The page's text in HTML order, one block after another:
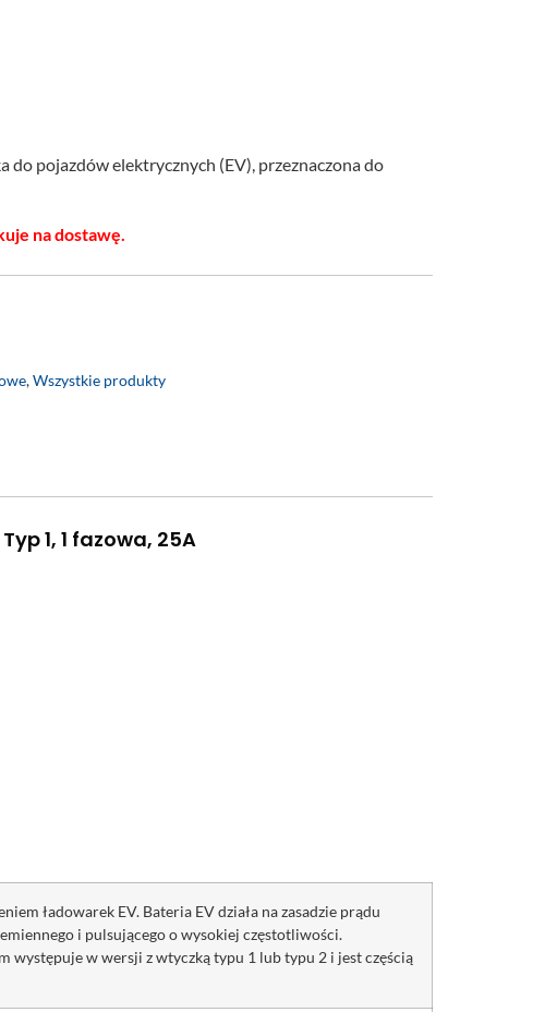
do pojazdów elektrycznych (EV), przeznaczona do
na dostawę.
,Wszystkie produkty
1, 1 fazowa, 25A
ładowarek EV. Bateria EV działa na zasadzie prądu
i pulsującego o wysokiej częstotliwości.
występuje w wersji z wtyczką typu 1 lub typu 2 i jest częścią